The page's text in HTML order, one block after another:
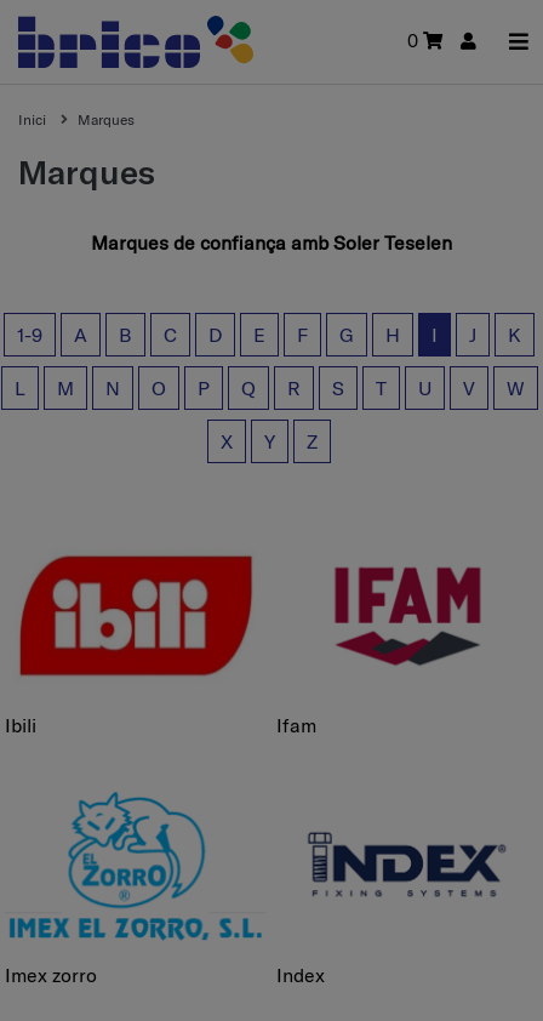
0
Inici Marques
Marques
Marques de confiança amb Soler Teselen
1-9 A B C D E F G H I J K
L M N O P Q R S T U V W
X Y Z
ibili ifam
imex zorro index